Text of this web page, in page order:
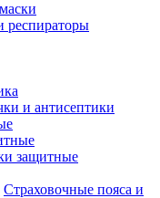
респираторы
и антисептики
защитные
Страховочные пояса и